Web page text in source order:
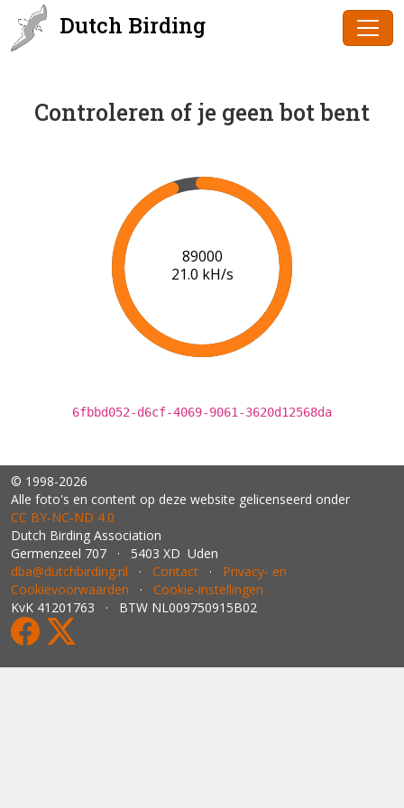
Dutch Birding
Controleren of je geen bot bent
91000
21.1 kH/s
6fbbd052-d6cf-4069-9061-3620d12568da
© 1998-2026
Alle foto's en content op deze website gelicenseerd onder
CC BY‑NC‑ND 4.0
Dutch Birding Association
Germenzeel 707 · 5403 XD Uden
dba@dutchbirding.nl · Contact · Privacy- en
Cookievoorwaarden · Cookie-instellingen
KvK 41201763 · BTW NL009750915B02